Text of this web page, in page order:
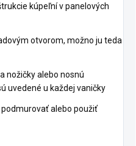
kúpeľní v panelových
otvorom, možno ju teda
nožičky alebo nosnú
uvedené u každej vaničky
alebo použiť